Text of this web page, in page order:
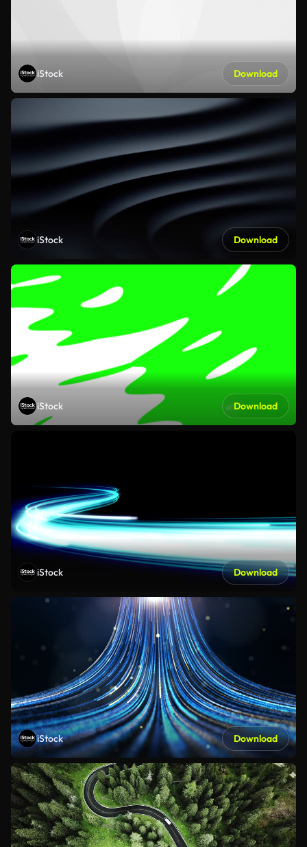
iStock Download
iStock Download
iStock Download
iStock Download
iStock Download